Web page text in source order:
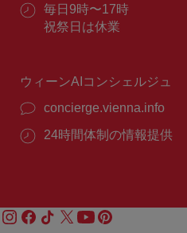
ル：
番
号：
営
業
毎日9時〜17時
祝祭日は休業
ウィーンAIコンシェルジュ
concierge.vienna.info
24時間体制の情報提供